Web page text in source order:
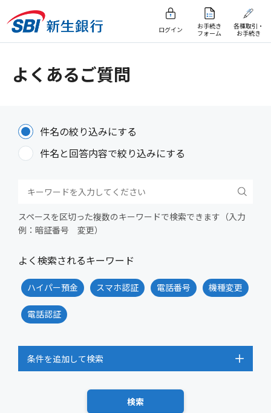
ログイン
お手続き
フォーム
各種取引・
お手続き
よくあるご質問
件名の絞り込みにする
件名と回答内容で絞り込みにする
スペースを区切った複数のキーワードで検索できます（入力
例：暗証番号 変更）
よく検索されるキーワード
ハイパー預金 スマホ認証 電話番号 機種変更
電話認証
条件を追加して検索